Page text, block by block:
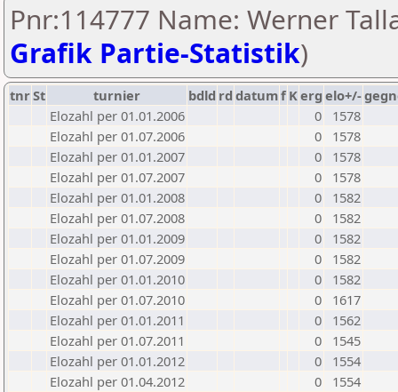
Pnr:114777 Name: Werner
Grafik Partie-Statistik)
tnrSt turnier bdld rd datumf Kerg elo+/-
Elozahl per 01.01.2006
0
1578
Elozahl per 01.07.2006
0
1578
Elozahl per 01.01.2007
0
1578
Elozahl per 01.07.2007
0
1578
Elozahl per 01.01.2008
0
1582
Elozahl per 01.07.2008
0
1582
Elozahl per 01.01.2009
0
1582
Elozahl per 01.07.2009
0
1582
Elozahl per 01.01.2010
0
1582
Elozahl per 01.07.2010
0
1617
Elozahl per 01.01.2011
0
1562
Elozahl per 01.07.2011
0
1545
Elozahl per 01.01.2012
0
1554
Elozahl per 01.04.2012
0
1554